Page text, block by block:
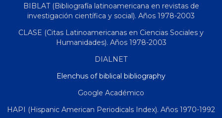
BIBLAT (Bibliografía latinoamericana en revistas de
investigación científica y social). Años 1978-2003
CLASE (Citas Latinoamericanas en Ciencias Sociales y
Humanidades). Años 1978-2003
DIALNET
Elenchus of biblical bibliography
Google Académico
HAPI (Hispanic American Periodicals Index). Años 1970-1992